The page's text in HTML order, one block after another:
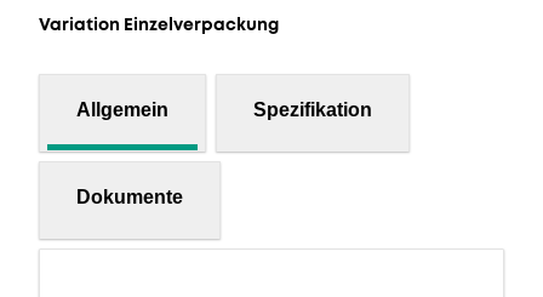
Variation Einzelverpackung
Allgemein Spezifikation
Dokumente